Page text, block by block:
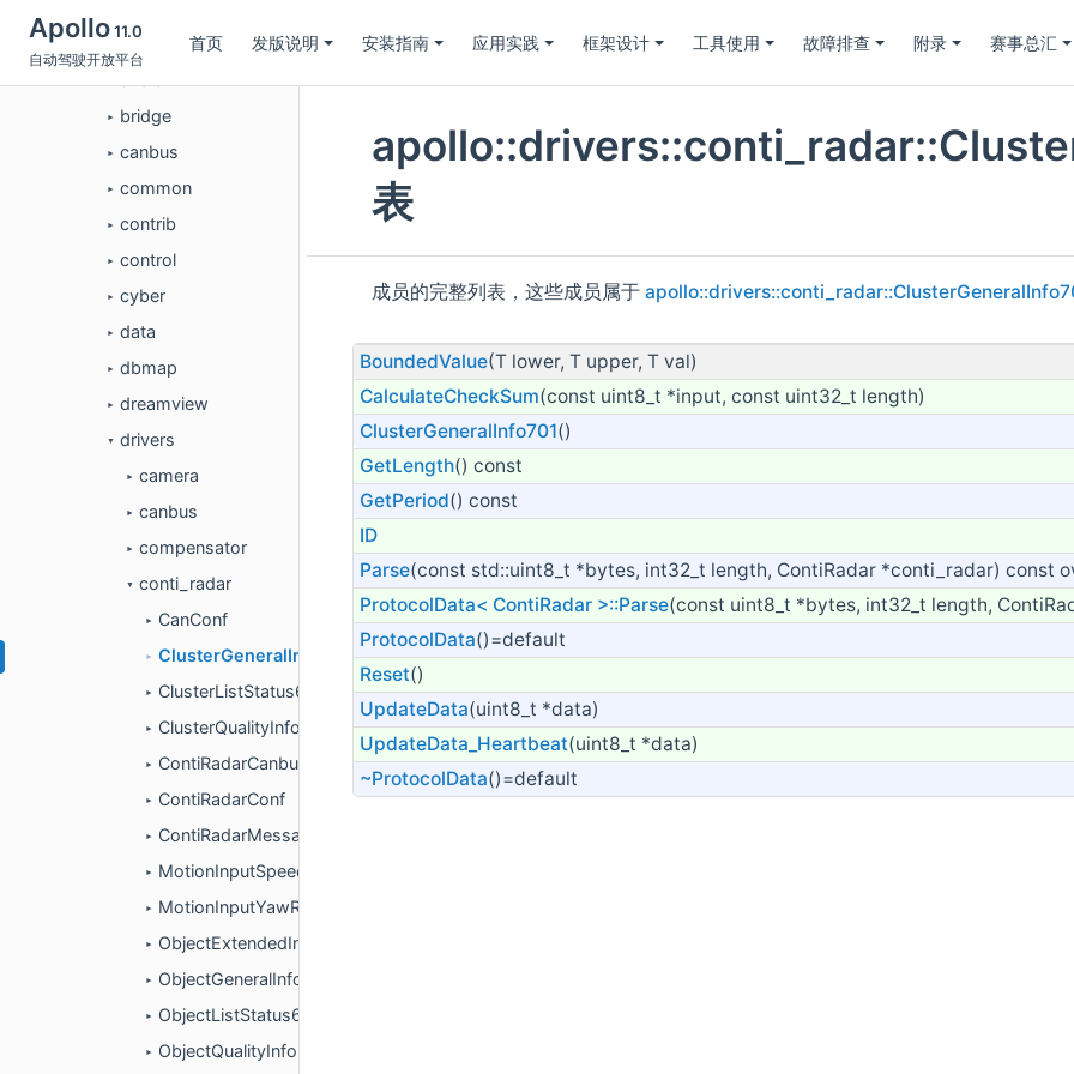
Apollo11.0
自动驾驶开放平台
首页 发版说明 安装指南 应用实践 框架设计 工具使用 故障排查 附录 赛事总汇
apollo
► bridge
► canbus
► common
► contrib
► control
► cyber
► data
► dbmap
► dreamview
▼ drivers
► camera
► canbus
► compensator
▼ conti_radar
► CanConf
► ClusterGeneralInfo701
► ClusterListStatus600
► ClusterQualityInfo702
► ContiRadarCanbusComponent
► ContiRadarConf
► ContiRadarMessageManager
► MotionInputSpeed300
► MotionInputYawRate301
► ObjectExtendedInfo60D
► ObjectGeneralInfo60B
► ObjectListStatus60A
► ObjectQualityInfo60C
表
成员的完整列表，这些成员属于
BoundedValue(T lower, T upper, T val)
CalculateCheckSum(const uint8_t *input, const uint32_t length)
ClusterGeneralInfo701()
GetLength() const
GetPeriod() const
ID
Parse(const std::uint8_t *bytes, int32_t length, ContiRadar *conti_radar) const
ProtocolData< ContiRadar >::Parse(const uint8_t *bytes, int32_t length,
ProtocolData()=default
Reset()
UpdateData(uint8_t *data)
UpdateData_Heartbeat(uint8_t *data)
~ProtocolData()=default